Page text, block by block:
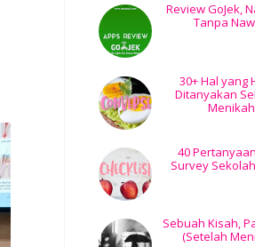
Review GoJek,
Tanpa
30+ Hal yang
Ditanyakan
Menikah
40
Survey
Sebuah Kisah,
(Setelah